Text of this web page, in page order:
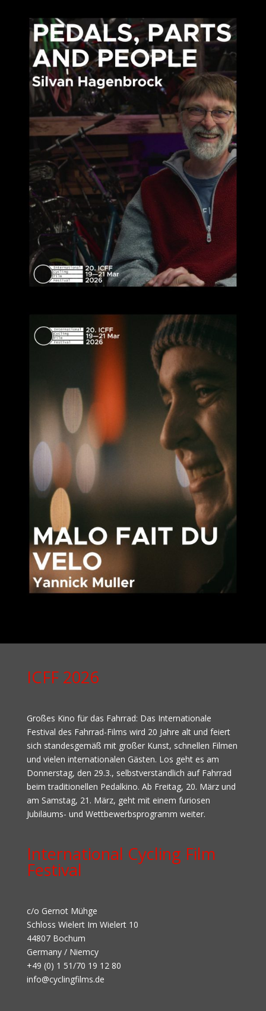
ICFF 2026
Großes Kino für das Fahrrad: Das Internationale
Festival des Fahrrad-Films wird 20 Jahre alt und feiert
sich standesgemäß mit großer Kunst, schnellen Filmen
und vielen internationalen Gästen. Los geht es am
Donnerstag, den 29.3., selbstverständlich auf Fahrrad
beim traditionellen Pedalkino. Ab Freitag, 20. März und
am Samstag, 21. März, geht mit einem furiosen
Jubiläums- und Wettbewerbsprogramm weiter.
International Cycling Film
Festival
c/o Gernot Mühge
Schloss Wielert Im Wielert 10
44807 Bochum
Germany / Niemcy
+49 (0) 1 51/70 19 12 80
info@cyclingfilms.de